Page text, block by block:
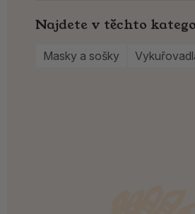
Najdete v těchto
Masky a sošky